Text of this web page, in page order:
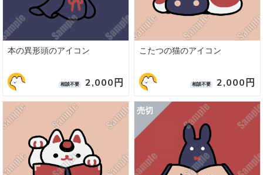
本の異形頭のアイコン
相談不要 2,000円
こたつの猫のアイコン
相談不要 2,000円